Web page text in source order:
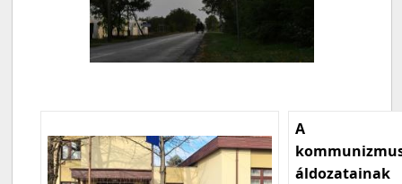
A
áldozatainak